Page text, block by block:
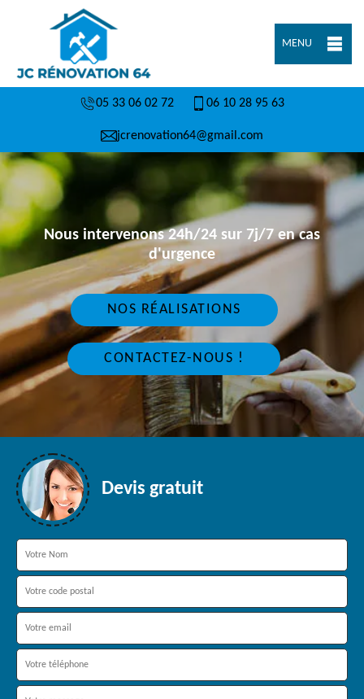
MENU
05 33 06 02 72 06 10 28 95 63
jcrenovation64@gmail.com
Nous intervenons 24h/24 sur 7j/7 en cas
d'urgence
NOS RÉALISATIONS
CONTACTEZ-NOUS !
Devis gratuit